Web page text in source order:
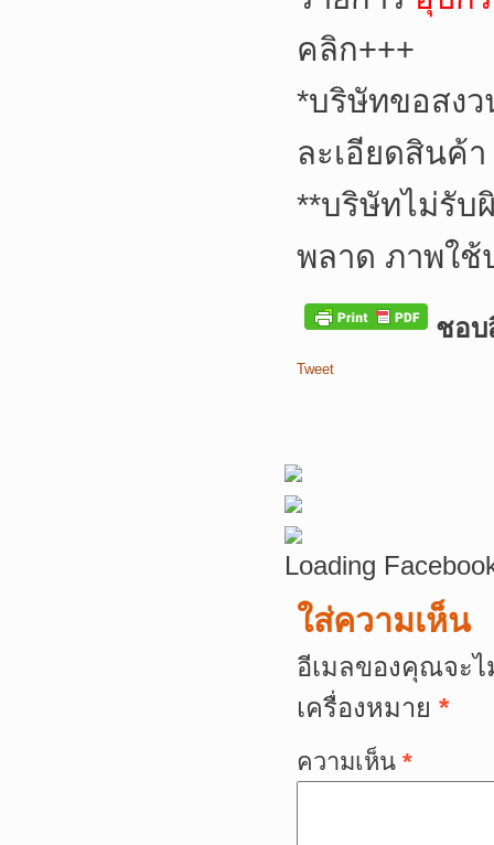
คลิก+++
*บริษัทขอสงว
ละเอียดสินค้
**บริษัทไม่รับ
พลาด ภาพใ
ชอบ
Tweet
Loading
ใส่ความเห็น
อีเมลของคุณจะ
เครื่องหมาย *
ความเห็น *